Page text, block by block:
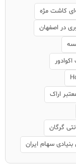
کاشت مژه
در اصفهان
اراک
گرگان
بنیادی سهام ایران